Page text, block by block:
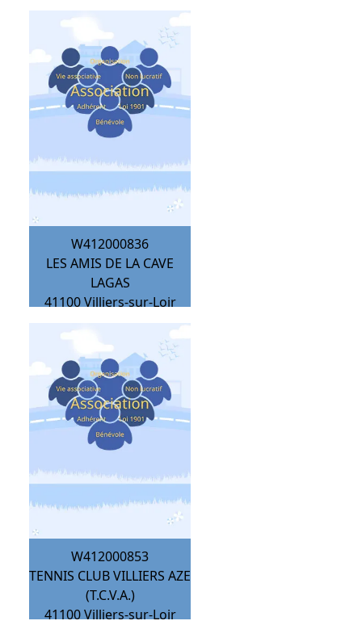
W412000836
LES AMIS DE LA CAVE
LAGAS
41100 Villiers-sur-Loir
W412000853
TENNIS CLUB VILLIERS AZE
(T.C.V.A.)
41100 Villiers-sur-Loir